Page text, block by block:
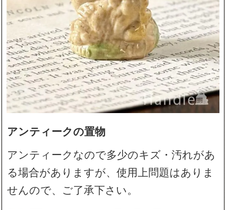
アンティークの置物
アンティークなので多少のキズ・汚れがあ
る場合がありますが、使用上問題はありま
せんので、ご了承下さい。